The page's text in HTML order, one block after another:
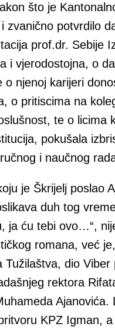
što je
zvanično potvrdilo
prof.dr. Sebije
i vjerodostojna, o
o njenoj karijeri
o pritiscima na
te o licima
pokušala
i naučnog
je Škrijelj poslao
duh tog
ja ću tebi ovo…“,
romana, već
Tužilaštva, dio Viber
rektora
Ajanovića.
KPZ Igman,